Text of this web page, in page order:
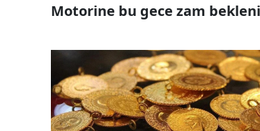
Motorine bu gece zam